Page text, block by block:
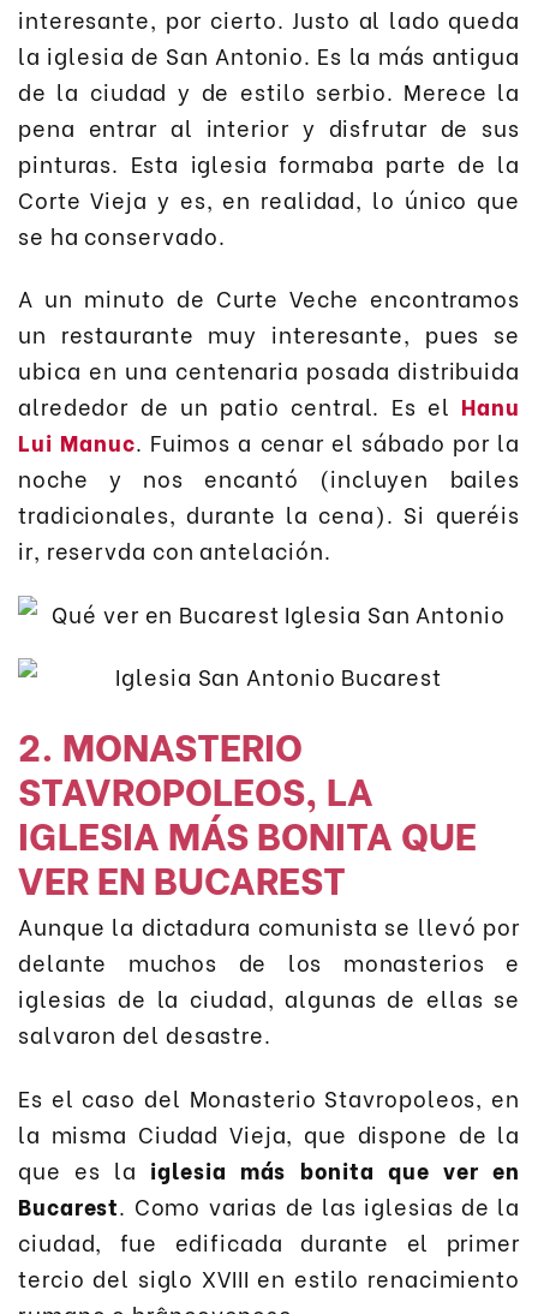
interesante, por cierto. Justo al lado queda
la iglesia de San Antonio. Es la más antigua
de la ciudad y de estilo serbio. Merece la
pena entrar al interior y disfrutar de sus
pinturas. Esta iglesia formaba parte de la
Corte Vieja y es, en realidad, lo único que
se ha conservado.
A un minuto de Curte Veche encontramos
un restaurante muy interesante, pues se
ubica en una centenaria posada distribuida
alrededor de un patio central. Es el Hanu
Lui Manuc. Fuimos a cenar el sábado por la
noche y nos encantó (incluyen bailes
tradicionales, durante la cena). Si queréis
ir, reservda con antelación.
2. MONASTERIO
STAVROPOLEOS, LA
IGLESIA MÁS BONITA QUE
VER EN BUCAREST
Aunque la dictadura comunista se llevó por
delante muchos de los monasterios e
iglesias de la ciudad, algunas de ellas se
salvaron del desastre.
Es el caso del Monasterio Stavropoleos, en
la misma Ciudad Vieja, que dispone de la
que es la iglesia más bonita que ver en
Bucarest. Como varias de las iglesias de la
ciudad, fue edificada durante el primer
tercio del siglo XVIII en estilo renacimiento